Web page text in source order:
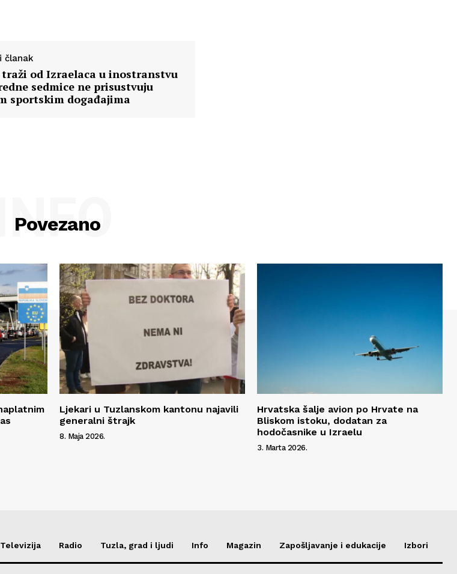
članak
od Izraelaca u inostranstvu
sedmice ne prisustvuju
sportskim događajima
Povezano
INFO
Ljekari u Tuzlanskom kantonu najavili
generalni štrajk
8. Maja 2026.
Hrvatska šalje avion po Hrvate na
Bliskom istoku, dodatan za
hodočasnike u Izraelu
3. Marta 2026.
Televizija Radio Tuzla, grad i ljudi Info Magazin Zapošljavanje i edukacije Izbori